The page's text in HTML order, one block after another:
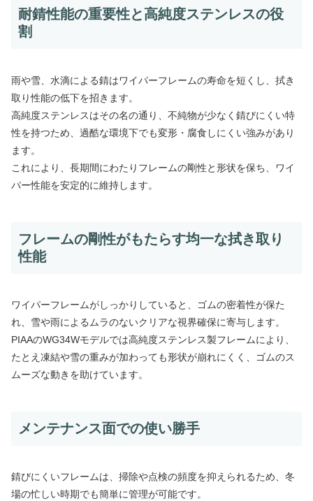
耐錆性能の重要性と高純度ステンレスの役
割
雨や雪、水滴による錆はワイパーフレームの寿命を短くし、拭き
取り性能の低下を招きます。
高純度ステンレスはその名の通り、不純物が少なく錆びにくい特
性を持つため、過酷な環境下でも変形・腐食しにくい強みがあり
ます。
これにより、長期間にわたりフレームの剛性と形状を保ち、ワイ
パー性能を安定的に維持します。
フレームの剛性がもたらす均一な拭き取り
性能
ワイパーフレームがしっかりしていると、ゴムの密着性が保た
れ、雪や雨によるムラのないクリアな視界確保に寄与します。
PIAAのWG34Wモデルでは高純度ステンレス製フレームにより、
たとえ凍結や雪の重みが加わっても形状が崩れにくく、ゴムのス
ムーズな動きを助けています。
メンテナンス面での使い勝手
錆びにくいフレームは、掃除や点検の頻度を抑えられるため、冬
場の忙しい時期でも簡単に管理が可能です。